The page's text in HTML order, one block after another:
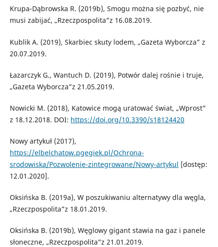
Krupa-Dąbrowska R. (2019b), Smogu można się pozbyć, nie
musi zabijać, „Rzeczpospolita”z 16.08.2019.
Kublik A. (2019), Skarbiec skuty lodem, „Gazeta Wyborcza” z
20.07.2019.
Łazarczyk G., Wantuch D. (2019), Potwór dalej rośnie i truje,
„Gazeta Wyborcza”z 21.05.2019.
Nowicki M. (2018), Katowice mogą uratować świat, „Wprost”
z 18.12.2018. DOI: https://doi.org/10.3390/s18124420
Nowy artykuł (2017),
https://elbelchatow.pgegiek.pl/Ochrona-
srodowiska/Pozwolenie-zintegrowane/Nowy-artykul [dostęp:
12.01.2020].
Oksińska B. (2019a), W poszukiwaniu alternatywy dla węgla,
„Rzeczpospolita”z 18.01.2019.
Oksińska B. (2019b), Węglowy gigant stawia na gaz i panele
słoneczne, „Rzeczpospolita”z 21.01.2019.